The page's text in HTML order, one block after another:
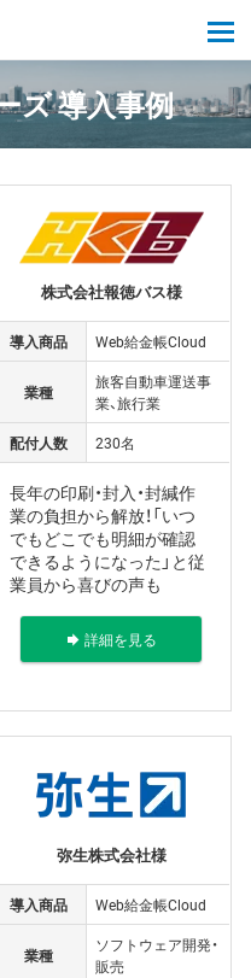
ズ 導入事例
株式会社報徳バス様
導入商品 Web給金帳Cloud
業種
旅客自動車運送事
業、旅行業
配付人数
230名
長年の印刷・封入・封緘作
業の負担から解放！「いつ
でもどこでも明細が確認
できるようになった」と従
業員から喜びの声も
詳細を見る
弥生株式会社様
導入商品 Web給金帳Cloud
業種
ソフトウェア開発・
販売